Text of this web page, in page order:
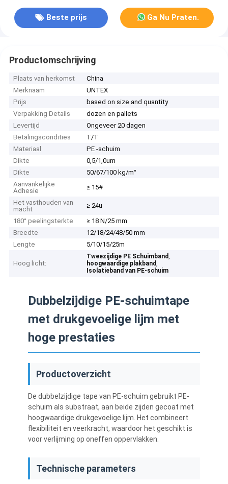
Beste prijs Ga Nu Praten.
Productomschrijving
Plaats van herkomst
China
Merknaam
UNTEX
Prijs
based on size and quantity
Verpakking Details
dozen en pallets
Levertijd
Ongeveer 20 dagen
Betalingscondities
T/T
Materiaal
PE -schuim
Dikte
0,5/1,0um
Dikte
50/67/100 kg/m°
Aanvankelijke
Adhesie
≥ 15#
Het vasthouden van
macht
≥ 24u
180° peelingsterkte
≥ 18 N/25 mm
Breedte
12/18/24/48/50 mm
Lengte
5/10/15/25m
Hoog licht:
Tweezijdige PE Schuimband,
hoogwaardige plakband,
Isolatieband van PE-schuim
Dubbelzijdige PE-schuimtape
met drukgevoelige lijm met
hoge prestaties
Productoverzicht
De dubbelzijdige tape van PE-schuim gebruikt PE-
schuim als substraat, aan beide zijden gecoat met
hoogwaardige drukgevoelige lijm. Het combineert
flexibiliteit en veerkracht, waardoor het geschikt is
voor verlijming op oneffen oppervlakken.
Technische parameters